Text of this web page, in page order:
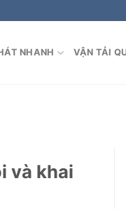
NHANH VẬN TẢI
và khai